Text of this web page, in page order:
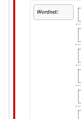
Wordnet: